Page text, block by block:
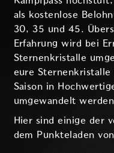
als kostenlose
30, 35 und 45.
Erfahrung wird bei
Sternenkristalle
eure Sternenkristalle
Saison in
umgewandelt
Hier sind einige der
dem Punkteladen